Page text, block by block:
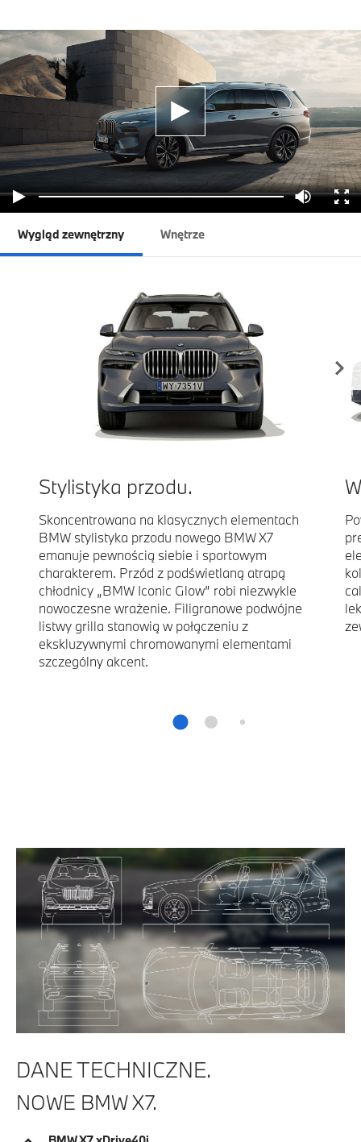
Wygląd zewnętrzny Wnętrze
Stylistyka przodu.
Skoncentrowana na klasycznych elementach
BMW stylistyka przodu nowego BMW X7
emanuje pewnością siebie i sportowym
charakterem. Przód z podświetlaną atrapą
chłodnicy „BMW Iconic Glow” robi niezwykle
nowoczesne wrażenie. Filigranowe podwójne
listwy grilla stanowią w połączeniu z
ekskluzywnymi chromowanymi elementami
szczególny akcent.
DANE TECHNICZNE.
NOWE BMW X7.